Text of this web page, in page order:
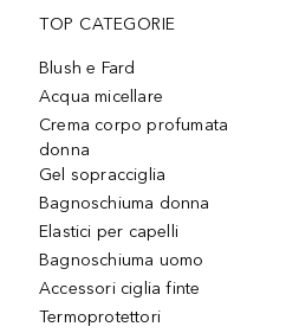
TOP CATEGORIE
Blush e Fard
Acqua micellare
Crema corpo profumata
donna
Gel sopracciglia
Bagnoschiuma donna
Elastici per capelli
Bagnoschiuma uomo
Accessori ciglia finte
Termoprotettori